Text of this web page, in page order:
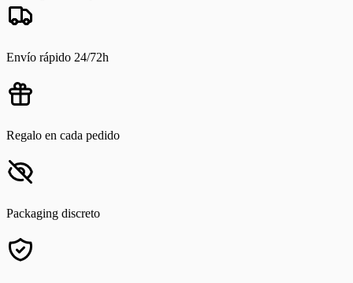
Envío rápido 24/72h
Regalo en cada pedido
Packaging discreto